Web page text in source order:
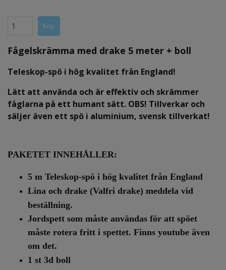
Fågelskrämma med drake 5 meter + boll
Teleskop-spö i hög kvalitet från England!
Lätt att använda och är effektiv och skrämmer
fåglarna på ett humant sätt. OBS! Tillverkar och
säljer även ett spö i aluminium, svensk tillverkat!
PAKETET INNEHÅLLER:
5 m Teleskop-spö i hög kvalitet från England
Lina och drake (Valfri drake) meddela vid
beställning.
Jordspett som måste användas för att spöet
måste rotera fritt i spettet. Finns youtube även
om det.
1 st 3d boll